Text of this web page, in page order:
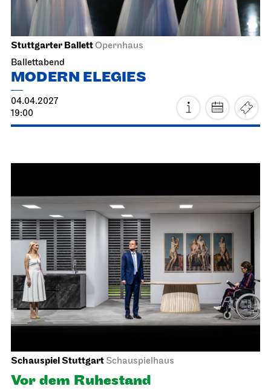
Schulvorstellung
Die drei ??? und das
Spiegelkabinett
14.04.2027
11:00